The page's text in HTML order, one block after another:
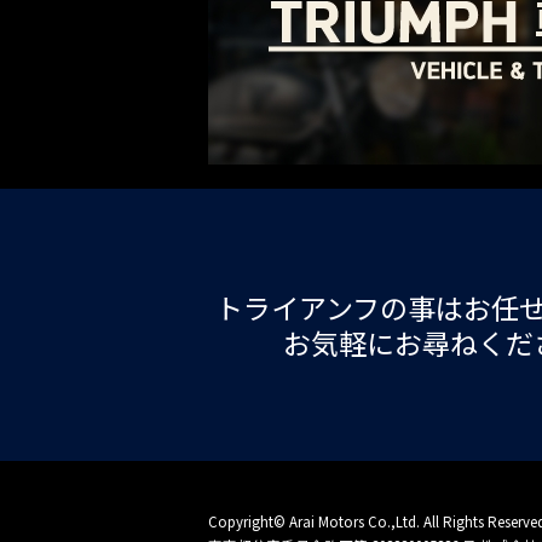
トライアンフの事はお任
お気軽にお尋ねく
Copyright© Arai Motors Co.,Ltd. All Rights